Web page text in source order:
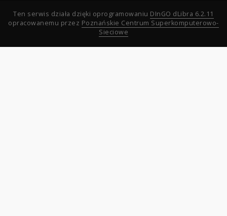
Ten serwis działa dzięki oprogramowaniu DInGO dLibra 6.2.11
opracowanemu przez Poznańskie Centrum Superkomputerowo-
Sieciowe